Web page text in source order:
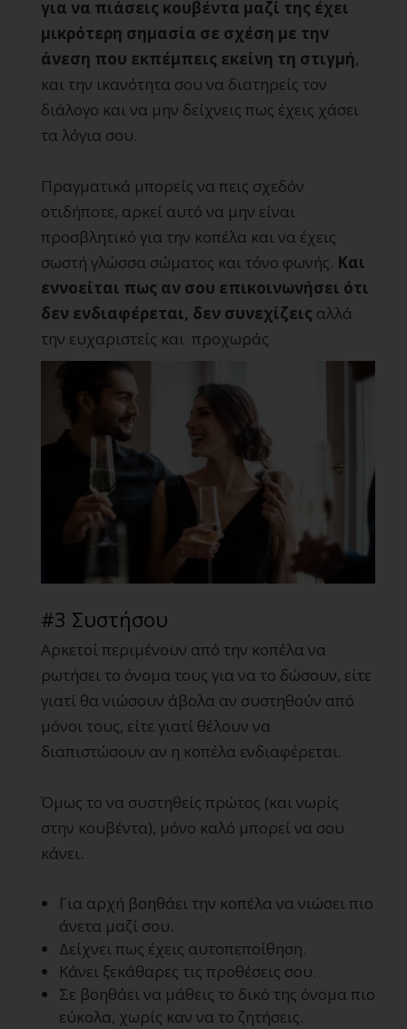
για να πιάσεις κουβέντα μαζί της έχει
μικρότερη σημασία σε σχέση με την
άνεση που εκπέμπεις εκείνη τη στιγμή,
και την ικανότητα σου να διατηρείς τον
διάλογο και να μην δείχνεις πως έχεις χάσει
τα λόγια σου.
Πραγματικά μπορείς να πεις σχεδόν
οτιδήποτε, αρκεί αυτό να μην είναι
προσβλητικό για την κοπέλα και να έχεις
σωστή γλώσσα σώματος και τόνο φωνής. Και
εννοείται πως αν σου επικοινωνήσει ότι
δεν ενδιαφέρεται, δεν συνεχίζεις αλλά
την ευχαριστείς και προχωράς
#3 Συστήσου
Αρκετοί περιμένουν από την κοπέλα να
ρωτήσει το όνομα τους για να το δώσουν, είτε
γιατί θα νιώσουν άβολα αν συστηθούν από
μόνοι τους, είτε γιατί θέλουν να
διαπιστώσουν αν η κοπέλα ενδιαφέρεται.
Όμως το να συστηθείς πρώτος (και νωρίς
στην κουβέντα), μόνο καλό μπορεί να σου
κάνει.
Για αρχή βοηθάει την κοπέλα να νιώσει πιο
άνετα μαζί σου.
Δείχνει πως έχεις αυτοπεποίθηση.
Κάνει ξεκάθαρες τις προθέσεις σου.
Σε βοηθάει να μάθεις το δικό της όνομα πιο
εύκολα, χωρίς καν να το ζητήσεις.